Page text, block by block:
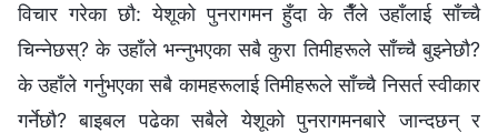
विचार गरेका छौ: येशूको पुनरागमन हुँदा के तैँले उहाँलाई साँच्‍चै
चिन्‍नेछस्? के उहाँले भन्‍नुभएका सबै कुरा तिमीहरूले साँच्‍चै बुझ्नेछौ?
के उहाँले गर्नुभएका सबै कामहरूलाई तिमीहरूले साँच्‍चै निसर्त स्वीकार
गर्नेछौ? बाइबल पढेका सबैले येशूको पुनरागमनबारे जान्दछन् र